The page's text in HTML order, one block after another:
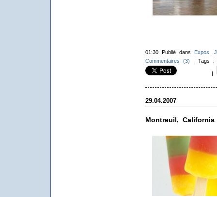
01:30 Publié dans Expos
Commentaires (3) | Tags
|
29.04.2007
Montreuil, California